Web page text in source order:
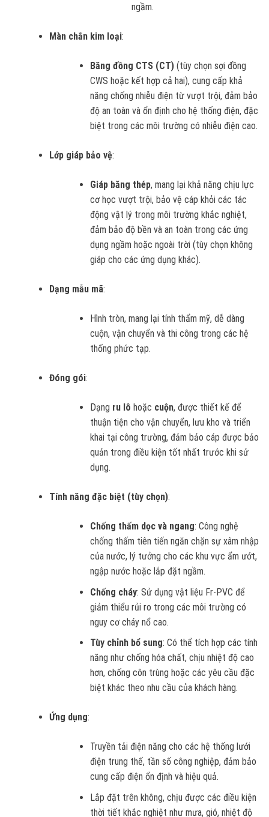
ngầm.
Màn chắn kim loại:
Băng đồng CTS (CT) (tùy chọn sợi đồng
CWS hoặc kết hợp cả hai), cung cấp khả
năng chống nhiễu điện từ vượt trội, đảm bảo
độ an toàn và ổn định cho hệ thống điện, đặc
biệt trong các môi trường có nhiễu điện cao.
Lớp giáp bảo vệ:
Giáp băng thép, mang lại khả năng chịu lực
cơ học vượt trội, bảo vệ cáp khỏi các tác
động vật lý trong môi trường khắc nghiệt,
đảm bảo độ bền và an toàn trong các ứng
dụng ngầm hoặc ngoài trời (tùy chọn không
giáp cho các ứng dụng khác).
Dạng mẫu mã:
Hình tròn, mang lại tính thẩm mỹ, dễ dàng
cuộn, vận chuyển và thi công trong các hệ
thống phức tạp.
Đóng gói:
Dạng ru lô hoặc cuộn, được thiết kế để
thuận tiện cho vận chuyển, lưu kho và triển
khai tại công trường, đảm bảo cáp được bảo
quản trong điều kiện tốt nhất trước khi sử
dụng.
Tính năng đặc biệt (tùy chọn):
Chống thấm dọc và ngang: Công nghệ
chống thấm tiên tiến ngăn chặn sự xâm nhập
của nước, lý tưởng cho các khu vực ẩm ướt,
ngập nước hoặc lắp đặt ngầm.
Chống cháy: Sử dụng vật liệu Fr-PVC để
giảm thiểu rủi ro trong các môi trường có
nguy cơ cháy nổ cao.
Tùy chỉnh bổ sung: Có thể tích hợp các tính
năng như chống hóa chất, chịu nhiệt độ cao
hơn, chống côn trùng hoặc các yêu cầu đặc
biệt khác theo nhu cầu của khách hàng.
Ứng dụng:
Truyền tải điện năng cho các hệ thống lưới
điện trung thế, tần số công nghiệp, đảm bảo
cung cấp điện ổn định và hiệu quả.
Lắp đặt trên không, chịu được các điều kiện
thời tiết khắc nghiệt như mưa, gió, nhiệt độ